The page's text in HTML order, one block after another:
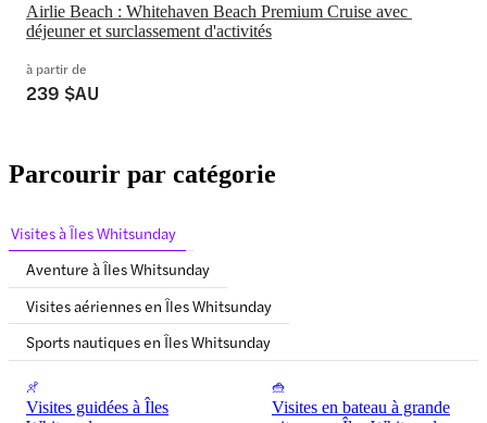
Airlie Beach : Whitehaven Beach Premium Cruise avec
déjeuner et surclassement d'activités
à partir de
239 $AU
Parcourir par catégorie
Visites à Îles Whitsunday
Aventure à Îles Whitsunday
Visites aériennes en Îles Whitsunday
Sports nautiques en Îles Whitsunday
Visites guidées à Îles
Visites en bateau à grande